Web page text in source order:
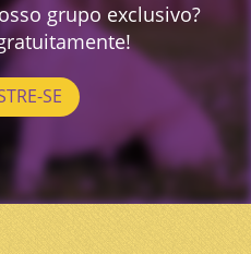
grupo exclusivo?
SE